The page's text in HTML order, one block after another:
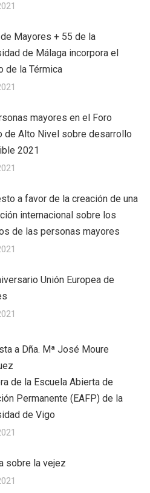
de Mayores + 55 de la
de Málaga incorpora el
de la Térmica
mayores en el Foro
de Alto Nivel sobre desarrollo
2021
a favor de la creación de una
internacional sobre los
de las personas mayores
Unión Europea de
a Dña. Mª José Moure
de la Escuela Abierta de
Permanente (EAFP) de la
de Vigo
sobre la vejez